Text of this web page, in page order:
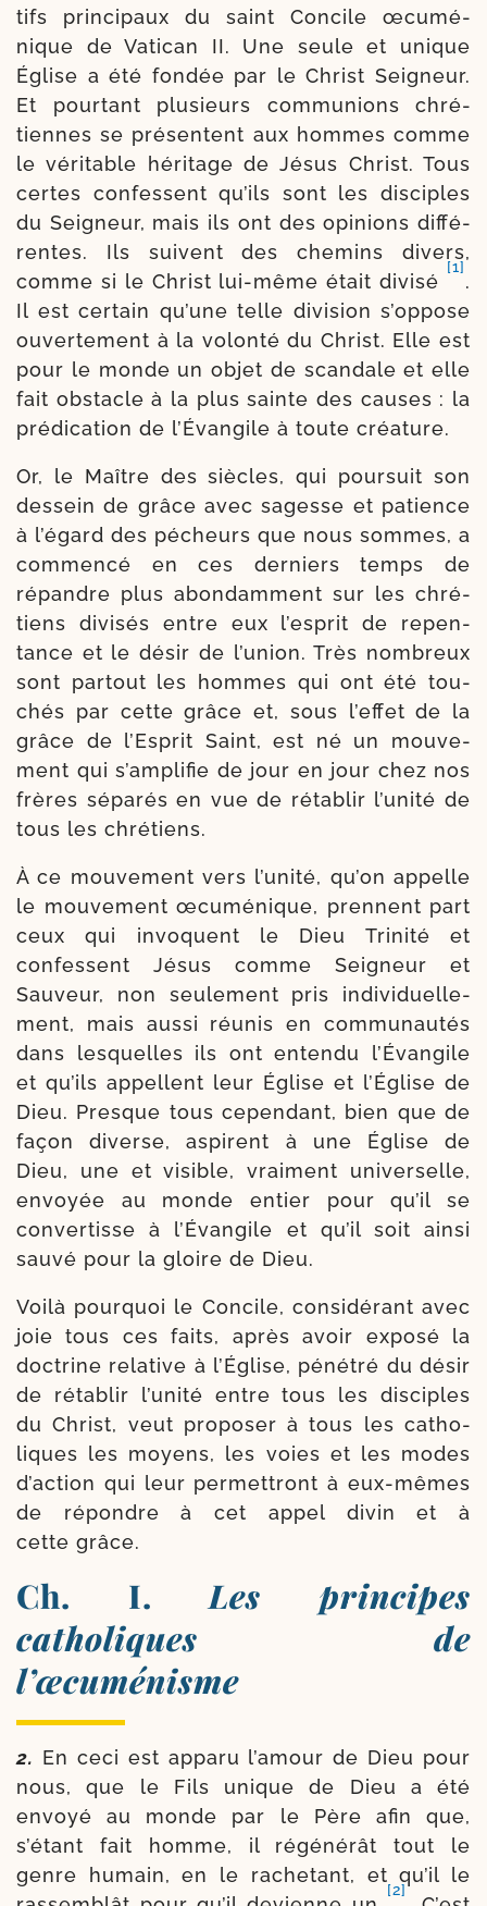
tifs prin­ci­paux du saint Concile œcu­mé­
nique de Vatican II. Une seule et unique
Église a été fon­dée par le Christ Seigneur.
Et pour­tant plu­sieurs com­mu­nions chré­
tiennes se pré­sentent aux hommes comme
le véri­table héri­tage de Jésus Christ. Tous
certes confessent qu’ils sont les dis­ciples
du Seigneur, mais ils ont des opi­nions dif­fé­
rentes. Ils suivent des che­mins divers,
comme si le Christ lui-​même était divi­sé
[1]
.
Il est cer­tain qu’une telle divi­sion s’oppose
ouver­te­ment à la volon­té du Christ. Elle est
pour le monde un objet de scan­dale et elle
fait obs­tacle à la plus sainte des causes : la
pré­di­ca­tion de l’Évangile à toute créature.
Or, le Maître des siècles, qui pour­suit son
des­sein de grâce avec sagesse et patience
à l’égard des pécheurs que nous sommes, a
com­men­cé en ces der­niers temps de
répandre plus abon­dam­ment sur les chré­
tiens divi­sés entre eux l’esprit de repen­
tance et le désir de l’union. Très nom­breux
sont par­tout les hommes qui ont été tou­
chés par cette grâce et, sous l’effet de la
grâce de l’Esprit Saint, est né un mou­ve­
ment qui s’amplifie de jour en jour chez nos
frères sépa­rés en vue de réta­blir l’unité de
tous les chrétiens.
À ce mou­ve­ment vers l’unité, qu’on appelle
le mou­ve­ment œcu­mé­nique, prennent part
ceux qui invoquent le Dieu Trinité et
confessent Jésus comme Seigneur et
Sauveur, non seule­ment pris indi­vi­duel­le­
ment, mais aus­si réunis en com­mu­nau­tés
dans les­quelles ils ont enten­du l’Évangile
et qu’ils appellent leur Église et l’Église de
Dieu. Presque tous cepen­dant, bien que de
façon diverse, aspirent à une Église de
Dieu, une et visible, vrai­ment uni­ver­selle,
envoyée au monde entier pour qu’il se
conver­tisse à l’Évangile et qu’il soit ain­si
sau­vé pour la gloire de Dieu.
Voilà pour­quoi le Concile, consi­dé­rant avec
joie tous ces faits, après avoir expo­sé la
doc­trine rela­tive à l’Église, péné­tré du désir
de réta­blir l’unité entre tous les dis­ciples
du Christ, veut pro­po­ser à tous les catho­
liques les moyens, les voies et les modes
d’action qui leur per­met­tront à eux-​mêmes
de répondre à cet appel divin et à
cette grâce.
Ch. I. Les principes
catholiques de
l’œcuménisme
2. En ceci est appa­ru l’amour de Dieu pour
nous, que le Fils unique de Dieu a été
envoyé au monde par le Père afin que,
s’étant fait homme, il régé­né­rât tout le
genre humain, en le rache­tant, et qu’il le
[2]